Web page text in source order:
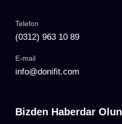
Telefon
(0312) 963 10 89
E-mail
info@donifit.com
Bizden Haberdar Olun